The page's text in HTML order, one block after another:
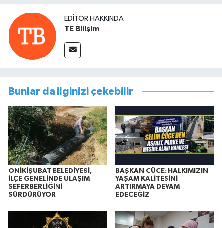
EDITÖR HAKKINDA
TE Bilişim
Bunlar da ilginizi çekebilir
ONİKİŞUBAT BELEDİYESİ,
İLÇE GENELİNDE ULAŞIM
SEFERBERLİĞİNİ
SÜRDÜRÜYOR
BAŞKAN CÜCE: HALKIMIZIN
YAŞAM KALİTESİNİ
ARTIRMAYA DEVAM
EDECEĞİZ